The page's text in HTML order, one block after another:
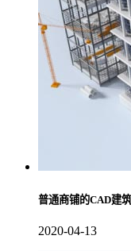
普通商铺的CAD建
2020-04-13